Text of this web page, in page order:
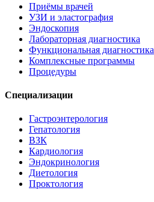
Приёмы врачей
УЗИ и эластография
Эндоскопия
Лабораторная диагностика
Функциональная диагностика
Комплексные программы
Процедуры
Специализации
Гастроэнтерология
Гепатология
ВЗК
Кардиология
Эндокринология
Диетология
Проктология